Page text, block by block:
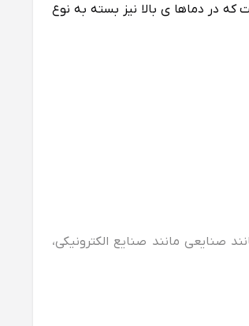
در دماها ی بالا نیز بسته به نوع
صنایعی مانند صنایع الکترونیکی،